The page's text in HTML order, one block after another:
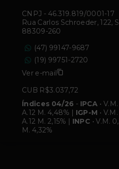
CNPJ - 46.319.819/0001-17
Rua Carlos Schroeder, 122,
88309-260
(47) 99147-9687
(19) 99751-2720
Ver e-mail
CUB R$3.037,72
Índices 04/26 - IPCA •
A.12 M. 4,48% | IGP-M •
A.12 M. 2,15% | INPC • V.M.
M. 4,32%